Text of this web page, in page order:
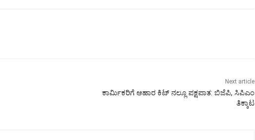
Next article
ಕಾರ್ಮಿಕರಿಗೆ ಆಹಾರ ಕಿಟ್ ನಲ್ಲೂ ಪಕ್ಷಪಾತ: ಬಿಜೆಪಿ, ಸಿಪಿಎಂ
ತಿಕ್ಕಾಟ